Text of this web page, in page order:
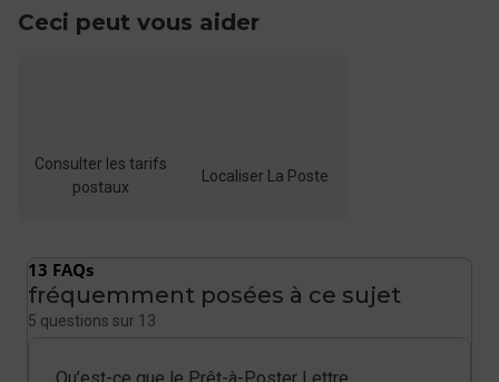
Ceci peut vous aider
Consulter les tarifs
postaux
Localiser La Poste
13 FAQs
fréquemment posées à ce sujet
5 questions sur 13